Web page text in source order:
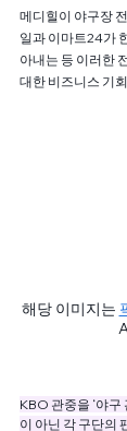
메디힐이 야구장
일과 이마트24가
아내는 등 이러한
대한 비즈니스 기
해당 이미지는
KBO 관중을 ‘야구
이 아닌 각 구단의